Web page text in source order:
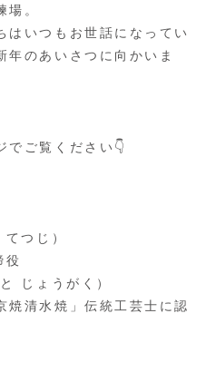
場。
はいつもお世話になってい
年のあいさつに向かいま
でご覧ください👇
つじ）
役
じょうがく）
焼清水焼」伝統工芸士に認